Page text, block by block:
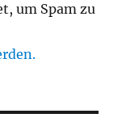
um Spam zu